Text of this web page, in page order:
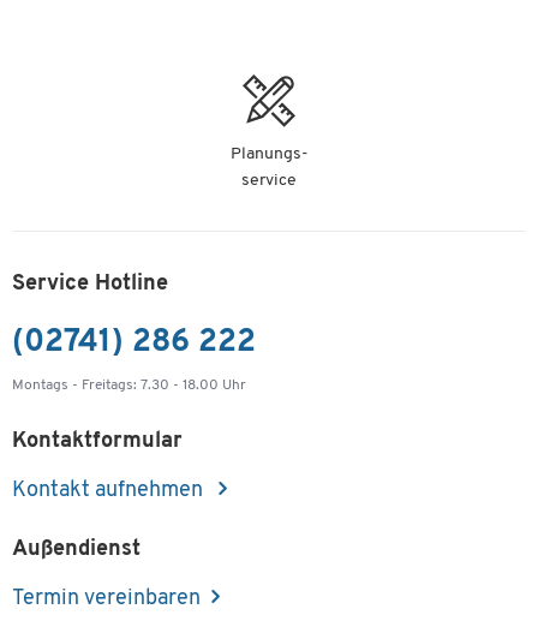
Planungs-
service
Service Hotline
(02741) 286 222
Montags - Freitags: 7.30 - 18.00 Uhr
Kontaktformular
Kontakt aufnehmen
Außendienst
Termin vereinbaren